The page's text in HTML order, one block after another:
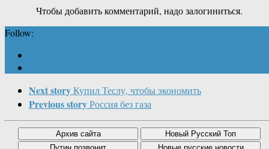
Чтобы добавить комментарий, надо залогиниться.
Follow:
Next storyКупил Теслу, чтобы экономить
Previous storyРоссия без газа